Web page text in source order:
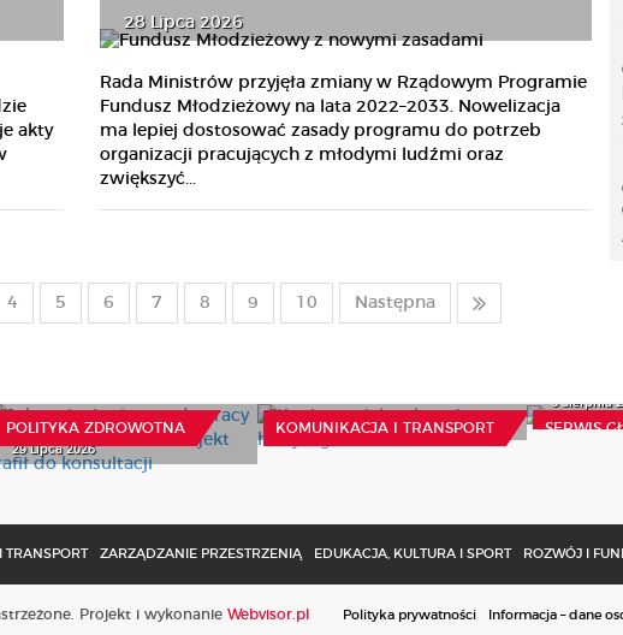
akty
28 Lipca 2026
Rada Ministrów przyjęła zmiany w Rządowym Programie
Fundusz Młodzieżowy na lata 2022–2033. Nowelizacja
ma lepiej dostosować zasady programu do potrzeb
organizacji pracujących z młodymi ludźmi oraz
zwiększyć...
4 5 6 7 8 9 10 Następna
POLITYKA ZDROWOTNA
29 Lipca 2026
KOMUNIKACJA I TRANSPORT
15 Lipca 2026 SERWIS
6 Sierpnia
TRANSPORT ZARZĄDZANIE PRZESTRZENIĄ EDUKACJA, KULTURA I SPORT ROZWÓJ I
Projekt i wykonanie Webvisor.pl Polityka prywatności Informacja – dane